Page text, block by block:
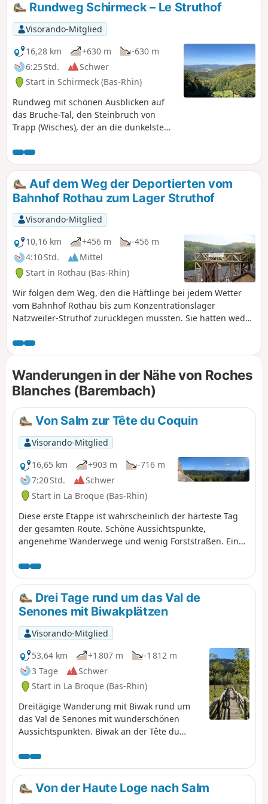
Rundweg Schirmeck – Le Struthof
Visorando-Mitglied
16,28 km
+630 m
-630 m
6:25 Std.
Schwer
Start in Schirmeck (Bas-Rhin)
Rundweg mit schönen Ausblicken auf
das Bruche-Tal, den Steinbruch von
Trapp (Wisches), der an die dunkelste
Schirmeck bis zum Struthof.
Auf dem Weg der Deportierten vom
Bahnhof Rothau zum Lager Struthof
Visorando-Mitglied
10,16 km
+456 m
-456 m
4:10 Std.
Mittel
Start in Rothau (Bas-Rhin)
Wir folgen dem Weg, den die Häftlinge bei jedem Wetter
vom Bahnhof Rothau bis zum Konzentrationslager
Natzweiler-Struthof zurücklegen mussten. Sie hatten weder
Wanderungen in der Nähe von Roches
Blanches (Barembach)
Von Salm zur Tête du Coquin
Visorando-Mitglied
16,65 km
+903 m
-716 m
7:20 Std.
Schwer
Start in La Broque (Bas-Rhin)
Diese erste Etappe ist wahrscheinlich der härteste Tag
der gesamten Route. Schöne Aussichtspunkte,
angenehme Wanderwege und wenig Forststraßen. Ein
Einstufung „schwierig”.
Drei Tage rund um das Val de
Senones mit Biwakplätzen
Visorando-Mitglied
53,64 km
+1 807 m
-1 812 m
3 Tage
Schwer
Start in La Broque (Bas-Rhin)
Dreitägige Wanderung mit Biwak rund um
das Val de Senones mit wunderschönen
Aussichtspunkten. Biwak an der Tête du
Von der Haute Loge nach Salm